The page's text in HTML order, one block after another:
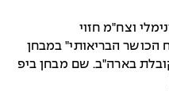
וצח"מ חזוי
הבריאותי" במבחן
שם מבחן ביפ